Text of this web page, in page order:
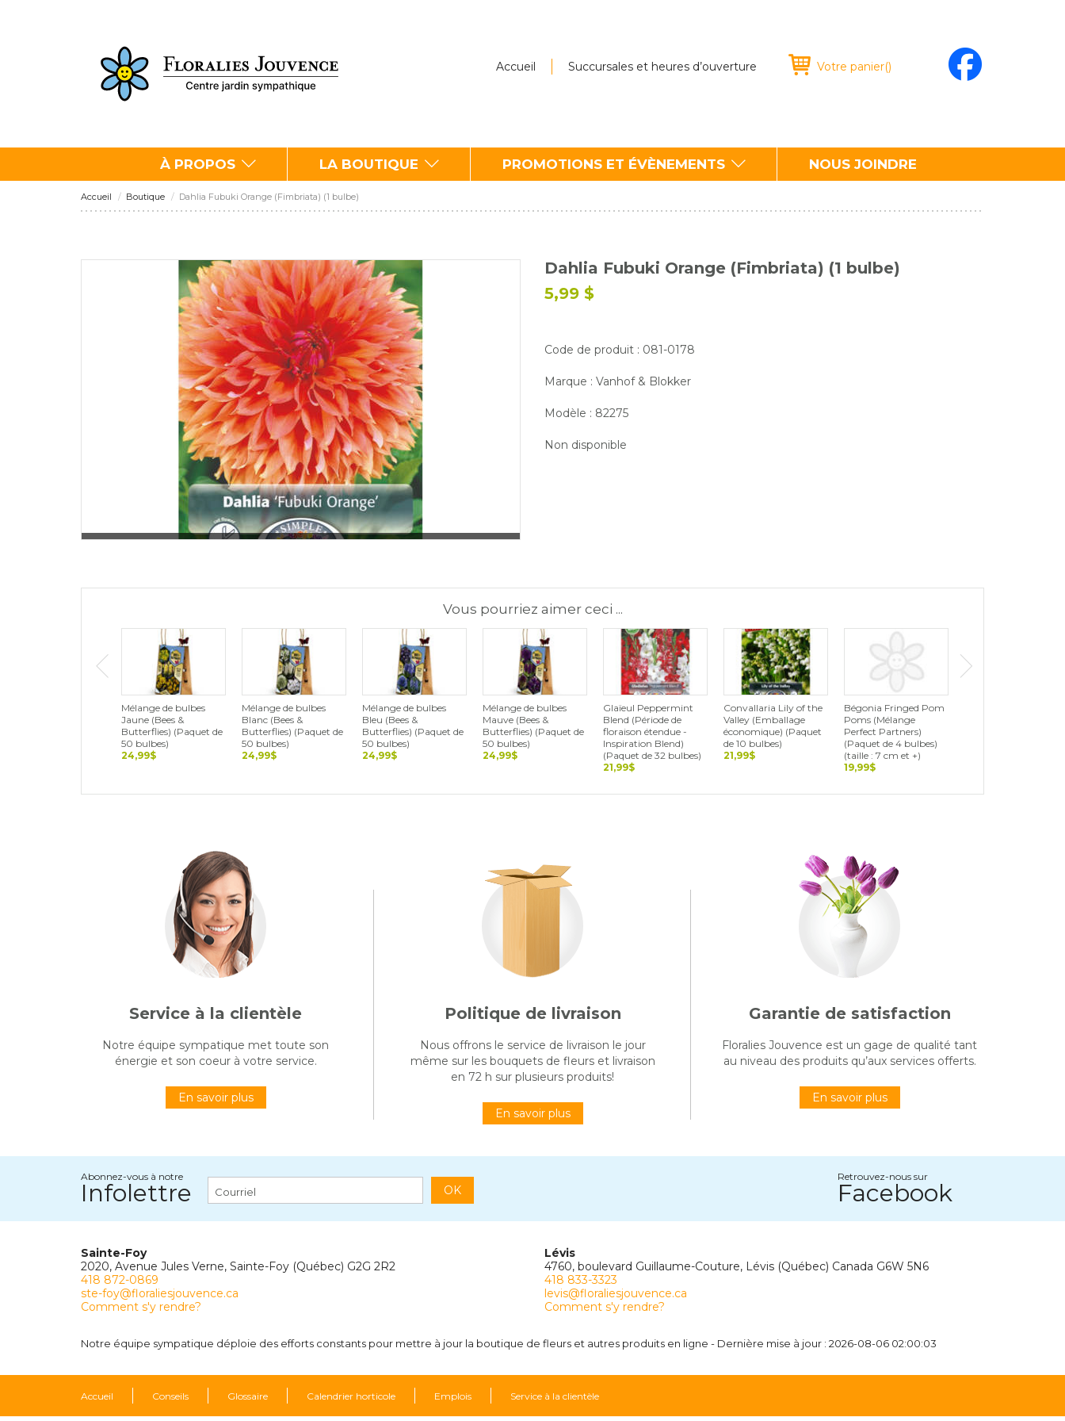
Accueil Succursales et heures d’ouverture Votre panier()
À PROPOS LA BOUTIQUE PROMOTIONS ET ÉVÈNEMENTS NOUS JOINDRE
Accueil Boutique Dahlia Fubuki Orange (Fimbriata) (1 bulbe)
Dahlia Fubuki Orange (Fimbriata) (1 bulbe)
5,99 $
Code de produit : 081-0178
Marque : Vanhof & Blokker
Modèle : 82275
Non disponible
Vous pourriez aimer ceci ...
Mélange de bulbes
Jaune (Bees &
Butterflies) (Paquet de
50 bulbes)
24,99$
Mélange de bulbes
Blanc (Bees &
Butterflies) (Paquet de
50 bulbes)
24,99$
Mélange de bulbes
Bleu (Bees &
Butterflies) (Paquet de
50 bulbes)
24,99$
Mélange de bulbes
Mauve (Bees &
Butterflies) (Paquet de
50 bulbes)
24,99$
Glaïeul Peppermint
Blend (Période de
floraison étendue -
Inspiration Blend)
(Paquet de 32 bulbes)
21,99$
Convallaria Lily of the
Valley (Emballage
économique) (Paquet
de 10 bulbes)
21,99$
Bégonia Fringed Pom
Poms (Mélange
Perfect Partners)
(Paquet de 4 bulbes)
(taille : 7 cm et +)
19,99$
Service à la clientèle
Notre équipe sympatique met toute son
énergie et son coeur à votre service.
En savoir plus
Politique de livraison
Nous offrons le service de livraison le jour
même sur les bouquets de fleurs et livraison
en 72 h sur plusieurs produits!
En savoir plus
Garantie de satisfaction
Floralies Jouvence est un gage de qualité tant
au niveau des produits qu’aux services offerts.
En savoir plus
Abonnez-vous à notre
Infolettre OK
Retrouvez-nous sur
Facebook
Sainte-Foy
2020, Avenue Jules Verne, Sainte-Foy (Québec) G2G 2R2
418 872-0869
ste-foy@floraliesjouvence.ca
Comment s'y rendre?
Lévis
4760, boulevard Guillaume-Couture, Lévis (Québec) Canada G6W 5N6
418 833-3323
levis@floraliesjouvence.ca
Comment s'y rendre?
Notre équipe sympatique déploie des efforts constants pour mettre à jour la boutique de fleurs et autres produits en ligne - Dernière mise à jour : 2026-08-06 02:00:03
Accueil Conseils Glossaire Calendrier horticole Emplois Service à la clientèle